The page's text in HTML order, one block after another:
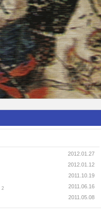
2012.01.27
2012.01.12
2011.10.19
2011.06.16
2
2011.05.08